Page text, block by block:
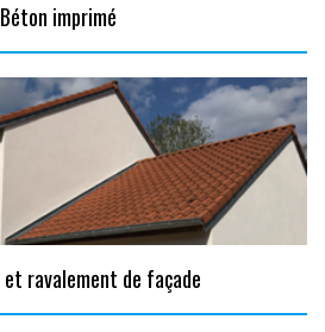
Béton imprimé
ravalement de façade